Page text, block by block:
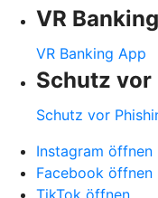
VR
VR Banking App
Schutz vor
Schutz vor
Instagram öffnen
Facebook öffnen